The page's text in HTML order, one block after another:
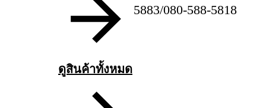
ดูสินค้าทั้งหมด
5883/080-588-5818